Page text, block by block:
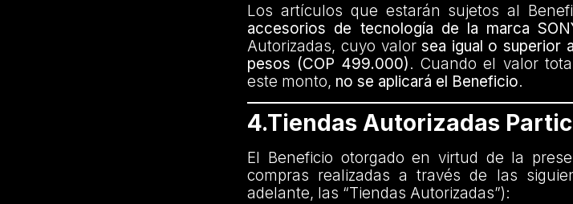
Los artículos que estarán sujetos al
accesorios de tecnología de la marca
Autorizadas, cuyo valorsea igual o superior
pesos (COP 499.000). Cuando el valor
este monto, no se aplicará el Beneficio.
4.Tiendas Autorizadas
El Beneficio otorgado en virtud de la
compras realizadas a través de las
adelante, las “Tiendas Autorizadas”):